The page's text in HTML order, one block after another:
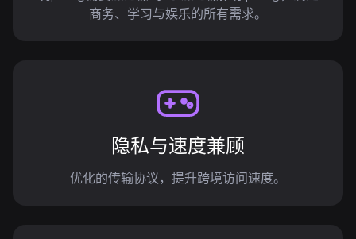
商务、学习与娱乐的所有需求。
隐私与速度兼顾
优化的传输协议，提升跨境访问速度。